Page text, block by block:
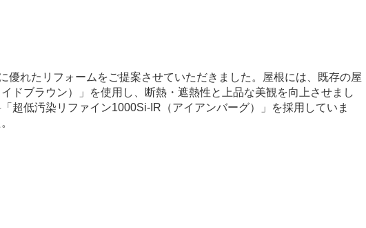
れたリフォームをご提案させていただきました。屋根には、既存の屋
ドブラウン）」を使用し、断熱・遮熱性と上品な美観を向上させまし
超低汚染リファイン1000Si-IR（アイアンバーグ）」を採用していま